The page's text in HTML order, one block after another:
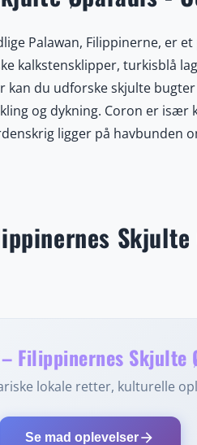
Palawan, Filippinerne, er
kalkstensklipper, turkisblå
kan du udforske skjulte
og dykning. Coron er
ligger på havbunden
tage på ø-hop til
krystalklart vand indbyder til
Filippinernes Skjulte
lokale retter, kulturelle
Se mad oplevelserarrow_forward